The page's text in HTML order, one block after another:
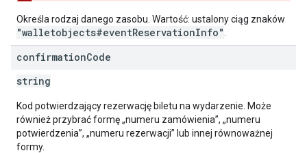
Określa rodzaj danego zasobu. Wartość: ustalony ciąg znaków
"walletobjects#eventReservationInfo"
confirmationCode
string
Kod potwierdzający rezerwację biletu na wydarzenie. Może
również przybrać formę „numeru zamówienia”, „numeru
potwierdzenia”, „numeru rezerwacji” lub innej równoważnej
formy.